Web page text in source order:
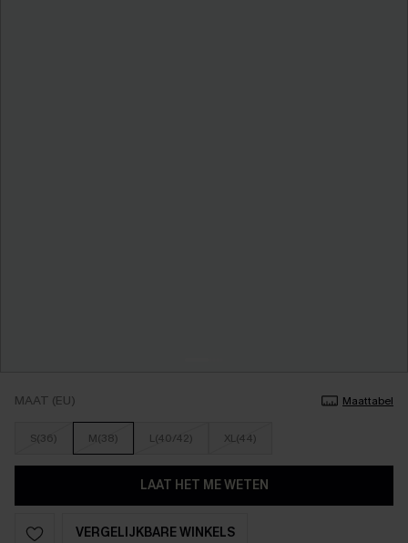
MAAT (EU) Maattabel
S(36) M(38) L(40/42) XL(44)
LAAT HET ME WETEN
VERGELIJKBARE WINKELS